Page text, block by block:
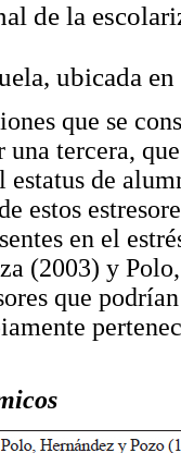
de la
ubicada
que se
tercera,
estatus de
estos
en el
(2003) y
que